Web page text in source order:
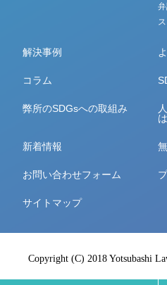
解決事例
コラム
弊所のSDGsへの取組み
は
新着情報
お問い合わせフォーム
サイトマップ
Copyright (C) 2018 Yotsubashi